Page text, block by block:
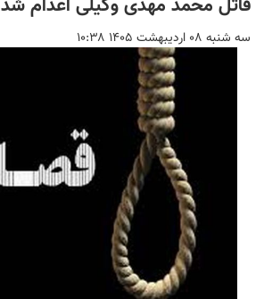
سه شنبه ۰۸ ارديبهشت ۱۴۰۵ ۱۰:۳۸